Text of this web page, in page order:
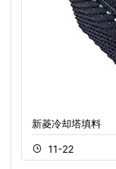
新菱冷却塔填料
11-22